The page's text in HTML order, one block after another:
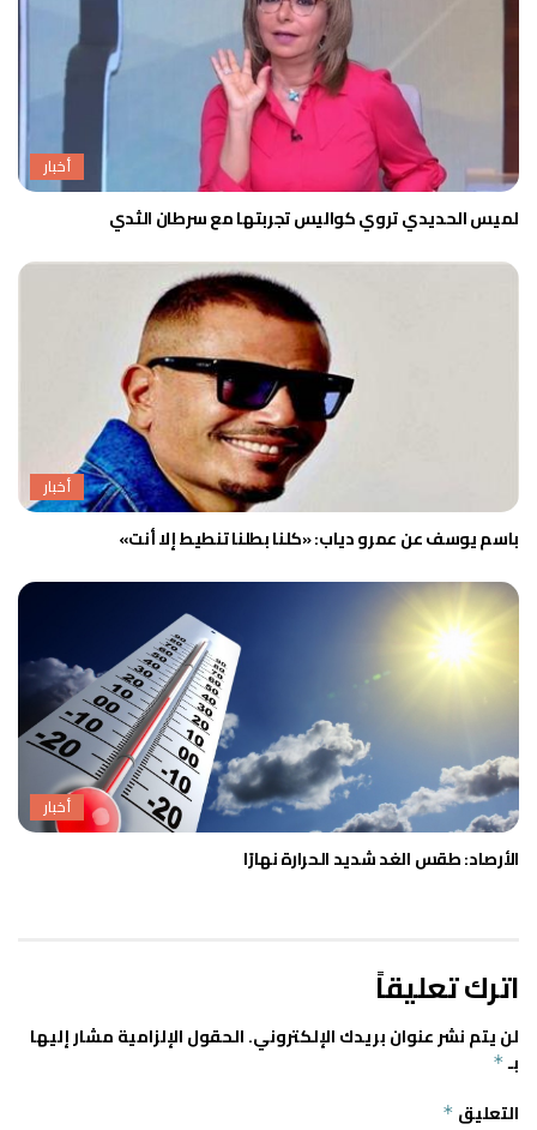
أخبار
لميس الحديدي تروي كواليس تجربتها مع سرطان الثدي
أخبار
باسم يوسف عن عمرو دياب: «كلنا بطلنا تنطيط إلا أنت»
أخبار
الأرصاد: طقس الغد شديد الحرارة نهارًا
اترك تعليقاً
لن يتم نشر عنوان بريدك الإلكتروني.الحقول الإلزامية مشار إليها
بـ *
التعليق *